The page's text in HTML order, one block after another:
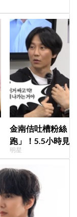
金南佶吐槽粉絲
跑」！5.5小時見
崩潰：以為完場
明星